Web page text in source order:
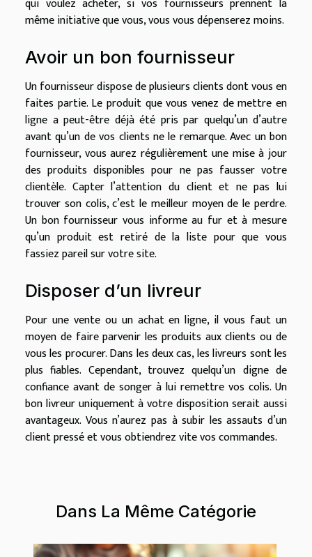
même initiative que vous, vous vous dépenserez moins.
Avoir un bon fournisseur
Un fournisseur dispose de plusieurs clients dont vous en
faites partie. Le produit que vous venez de mettre en
ligne a peut-être déjà été pris par quelqu’un d’autre
avant qu’un de vos clients ne le remarque. Avec un bon
fournisseur, vous aurez régulièrement une miseà jour
des produits disponibles pour ne pas fausser votre
clientèle. Capter l’attention du client et ne pas lui
trouver son colis, c’est le meilleur moyen de le perdre.
Un bon fournisseur vous informe au fur età mesure
qu’un produit est retiré de la liste pour que vous
fassiez pareil sur votre site.
Disposer d’un livreur
Pour une vente ou un achat en ligne, il vous faut un
moyen de faire parvenir les produits aux clients ou de
vous les procurer. Dans les deux cas, les livreurs sont les
plus fiables. Cependant, trouvez quelqu’un digne de
confiance avant de songer à lui remettre vos colis. Un
bon livreur uniquementàvotre disposition serait aussi
avantageux. Vous n’aurez pas àsubir les assauts d’un
client presséet vous obtiendrez vite vos commandes.
Dans La Même Catégorie